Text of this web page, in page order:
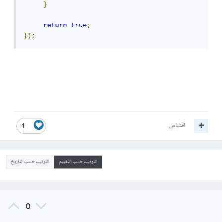
}
return true;
});
1 اقتباس
الترتيب حسب التقييم الترتيب حسب التاريخ
0